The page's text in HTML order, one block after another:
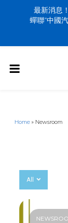
Home » Newsroom
All
最新消息
蟬聯“中國